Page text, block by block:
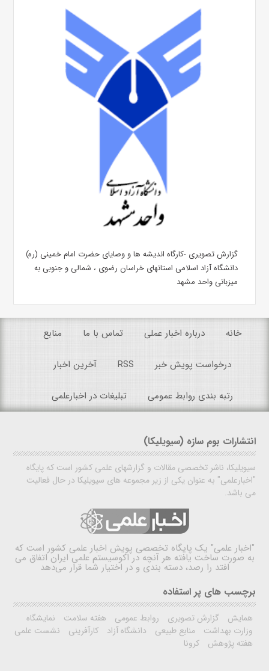
گزارش تصویری -کارگاه اندیشه ها و وصایای حضرت امام خمینی (ره)
دانشگاه آزاد اسلامی استانهای خراسان رضوی ، شمالی و جنوبی به
میزبانی واحد مشهد
خانه درباره اخبار عملی تماس با ما منابع
درخواست پویش خبر RSS آخرین اخبار
رتبه بندی روابط عمومی تبلیغات در اخبارعلمی
انتشارات بوم سازه (سیویلیکا)
سیویلیکا، ناشر تخصصی مقالات و گزارشهای علمی کشور است که پایگاه
"اخبارعلمی" به عنوان یکی از زیر مجموعه های سیویلیکا در حال فعالیت
می باشد.
"اخبار علمی" یک پایگاه تخصصی پویش اخبار علمی کشور است که
به صورت ساخت یافته هر آنچه در اکوسیستم علمی ایران اتفاق می
افتد را رصد، دسته بندی و در اختیار شما قرار می‌دهد
برچسب های پر استفاده
همایش گزارش تصویری روابط عمومی هفته سلامت
نمایشگاه
وزارت بهداشت
منابع طبیعی دانشگاه آزاد کارآفرینی
نشست علمی
هفته پژوهش
کرونا